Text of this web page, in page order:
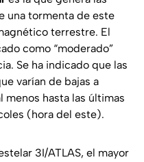
una tormenta de este
terrestre. El
como “moderado”
Se ha indicado que las
varían de bajas a
hasta las últimas
(hora del este).
3I/ATLAS, el mayor